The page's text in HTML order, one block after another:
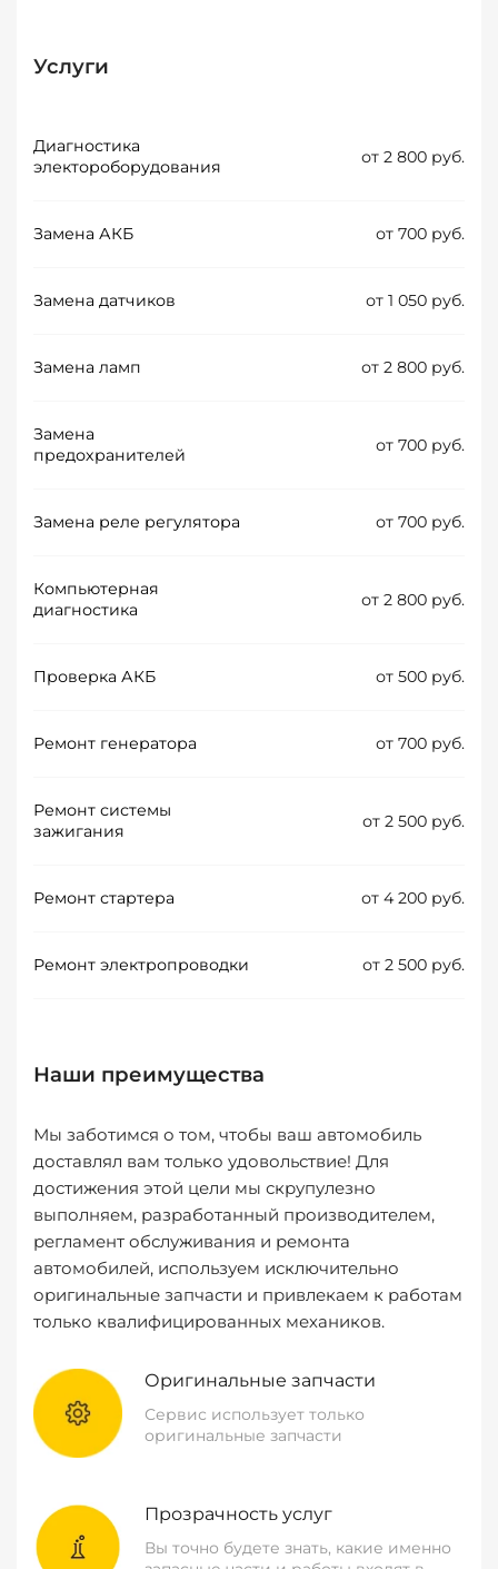
Услуги
Диагностика
электороборудования
от 2 800 руб.
Замена АКБ от 700 руб.
Замена датчиков от 1 050 руб.
Замена ламп от 2 800 руб.
Замена
предохранителей
от 700 руб.
Замена реле регулятора от 700 руб.
Компьютерная
диагностика
от 2 800 руб.
Проверка АКБ от 500 руб.
Ремонт генератора от 700 руб.
Ремонт системы
зажигания
от 2 500 руб.
Ремонт стартера от 4 200 руб.
Ремонт электропроводки от 2 500 руб.
Наши преимущества
Мы заботимся о том, чтобы ваш автомобиль
доставлял вам только удовольствие! Для
достижения этой цели мы скрупулезно
выполняем, разработанный производителем,
регламент обслуживания и ремонта
автомобилей, используем исключительно
оригинальные запчасти и привлекаем к работам
только квалифицированных механиков.
Оригинальные запчасти
Сервис использует только
оригинальные запчасти
Прозрачность услуг
Вы точно будете знать, какие именно